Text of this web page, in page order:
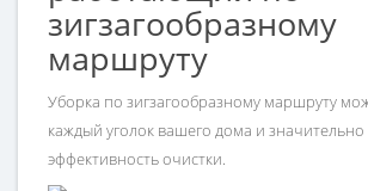
зигзагообразному
маршруту
Уборка по зигзагообразному маршруту
каждый уголок вашего дома и
эффективность очистки.